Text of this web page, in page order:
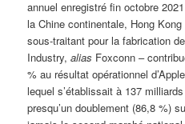
annuel enregistré fin octobre
la Chine continentale, Hong
sous-traitant pour la fabrication
Industry,alias Foxconn –
% au résultat opérationnel
lequel s’établissait à 137
presqu’un doublement (86,8 %)